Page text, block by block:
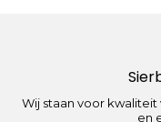
Wij staan voor
en